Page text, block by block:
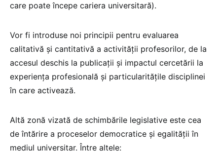
care poate începe cariera universitară).
Vor fi introduse noi principii pentru evaluarea
calitativă și cantitativă a activității profesorilor, de la
accesul deschis la publicații și impactul cercetării la
experiența profesională și particularitățile disciplinei
în care activează.
Altă zonă vizată de schimbările legislative este cea
de întărire a proceselor democratice și egalității în
mediul universitar. Între altele: